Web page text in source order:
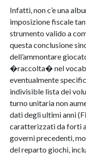
Infatti, non c’e una
imposizione fiscale
strumento valido a
questa conclusione
dell’ammontare
�raccolta� nel
eventualmente
indivisible lista dei
turno unitaria non
dati degli ultimi anni
caratterizzati da forti
governi precedenti,
del reparto giochi,